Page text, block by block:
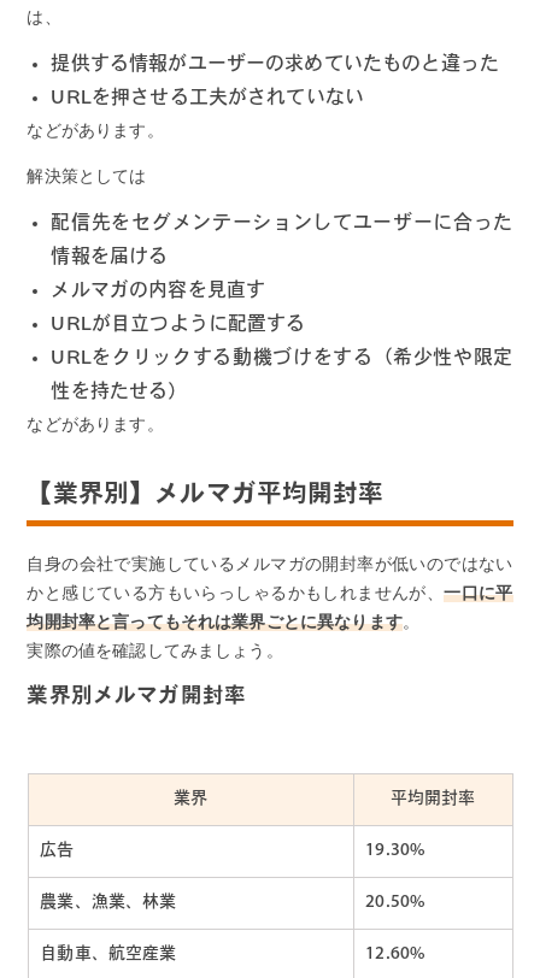
は、
提供する情報がユーザーの求めていたものと違った
URLを押させる工夫がされていない
などがあります。
解決策としては
配信先をセグメンテーションしてユーザーに合った
情報を届ける
メルマガの内容を見直す
URLが目立つように配置する
URLをクリックする動機づけをする（希少性や限定
性を持たせる）
などがあります。
【業界別】メルマガ平均開封率
自身の会社で実施しているメルマガの開封率が低いのではない
かと感じている方もいらっしゃるかもしれませんが、一口に平
均開封率と言ってもそれは業界ごとに異なります。
実際の値を確認してみましょう。
業界別メルマガ開封率
業界 平均開封率
広告 19.30%
農業、漁業、林業 20.50%
自動車、航空産業 12.60%